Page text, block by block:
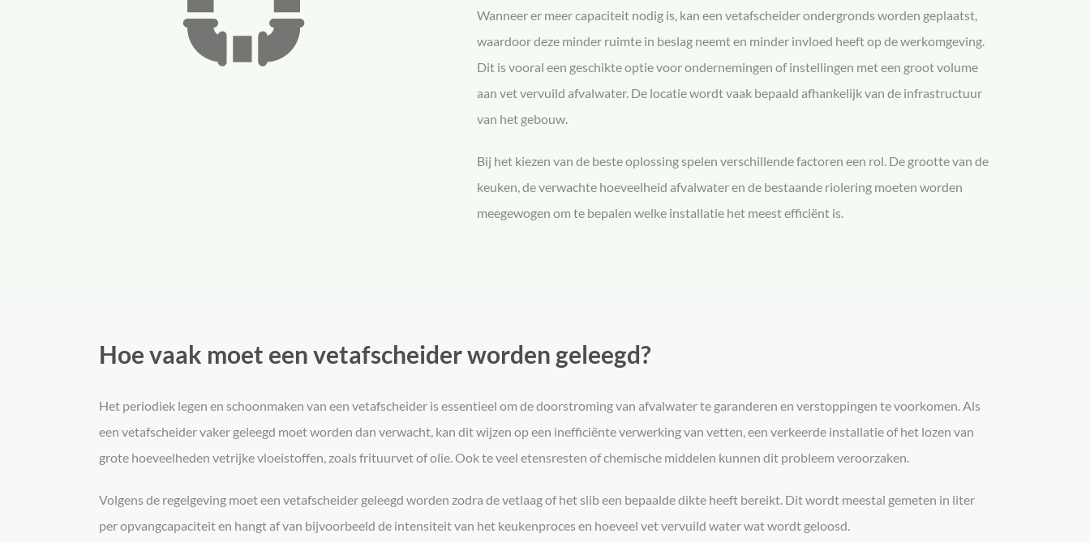
Wanneer er meer capaciteit nodig is, kan een vetafscheider ondergronds worden geplaatst,
waardoor deze minder ruimte in beslag neemt en minder invloed heeft op de werkomgeving.
Dit is vooral een geschikte optie voor ondernemingen of instellingen met een groot volume
aan vet vervuild afvalwater. De locatie wordt vaak bepaald afhankelijk van de infrastructuur
van het gebouw.
Bij het kiezen van de beste oplossing spelen verschillende factoren een rol. De grootte van de
keuken, de verwachte hoeveelheid afvalwater en de bestaande riolering moeten worden
meegewogen om te bepalen welke installatie het meest efficiënt is.
Hoe vaak moet een vetafscheider worden geleegd?
Het periodiek legen en schoonmaken van een vetafscheider is essentieel om de doorstroming van afvalwater te garanderen en verstoppingen te voorkomen. Als
een vetafscheider vaker geleegd moet worden dan verwacht, kan dit wijzen op een inefficiënte verwerking van vetten, een verkeerde installatie of het lozen van
grote hoeveelheden vetrijke vloeistoffen, zoals frituurvet of olie. Ook te veel etensresten of chemische middelen kunnen dit probleem veroorzaken.
Volgens de regelgeving moet een vetafscheider geleegd worden zodra de vetlaag of het slib een bepaalde dikte heeft bereikt. Dit wordt meestal gemeten in liter
per opvangcapaciteit en hangt af van bijvoorbeeld de intensiteit van het keukenproces en hoeveel vet vervuild water wat wordt geloosd.